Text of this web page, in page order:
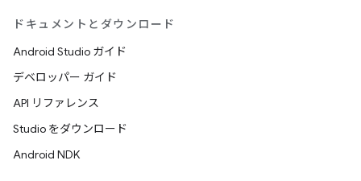
ドキュメントとダウンロード
Android Studio ガイド
デベロッパー ガイド
API リファレンス
Studio をダウンロード
Android NDK